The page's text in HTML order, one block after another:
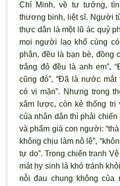
Chí Minh, về tư tưởng,
thương binh, liệt sĩ. Người
thực dân là một lũ ác quỷ
mọi người lao khổ cùng
phận, đều là bạn bè, đồng
trắng đỏ đều là anh em”,
cũng đỏ”, “Đã là nước
có vị mặn”. Nhưng trong
xâm lược, còn kẻ thống trị
của nhân dân thì phải
và phẩm giá con người:
không chịu làm nô lệ”,
tự do”. Trong chiến tranh
mát hy sinh là khó tránh
nỗi đau chung không của